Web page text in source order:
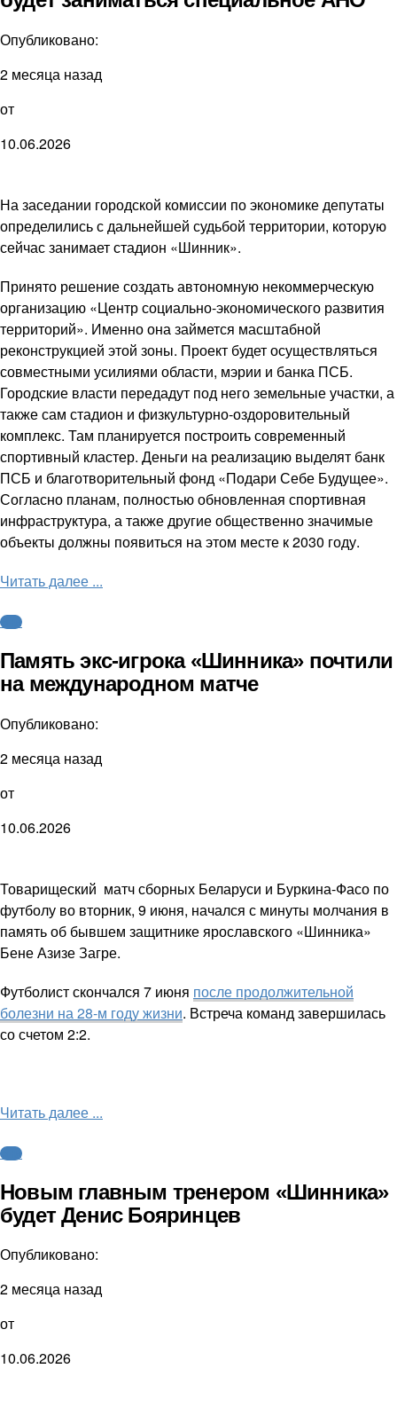
Опубликовано:
2 месяца назад
от
10.06.2026
На заседании городской комиссии по экономике депутаты
определились с дальнейшей судьбой территории, которую
сейчас занимает стадион «Шинник».
Принято решение создать автономную некоммерческую
организацию «Центр социально-экономического развития
территорий». Именно она займется масштабной
реконструкцией этой зоны. Проект будет осуществляться
совместными усилиями области, мэрии и банка ПСБ.
Городские власти передадут под него земельные участки, а
также сам стадион и физкультурно-оздоровительный
комплекс. Там планируется построить современный
спортивный кластер. Деньги на реализацию выделят банк
ПСБ и благотворительный фонд «Подари Себе Будущее».
Согласно планам, полностью обновленная спортивная
инфраструктура, а также другие общественно значимые
объекты должны появиться на этом месте к 2030 году.
Читать далее ...
ФНЛ
Память экс-игрока «Шинника» почтили
на международном матче
Опубликовано:
2 месяца назад
от
10.06.2026
Товарищеский матч сборных Беларуси и Буркина-Фасо по
футболу во вторник, 9 июня, начался с минуты молчания в
память об бывшем защитнике ярославского «Шинника»
Бене Азизе Загре.
Футболист скончался 7 июня после продолжительной
болезни на 28-м году жизни. Встреча команд завершилась
со счетом 2:2.
Читать далее ...
ФНЛ
Новым главным тренером «Шинника»
будет Денис Бояринцев
Опубликовано:
2 месяца назад
от
10.06.2026